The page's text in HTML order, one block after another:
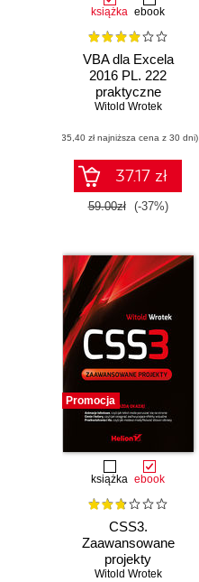
książka ebook
VBA dla Excela
2016 PL. 222
praktyczne
przykłady
Witold Wrotek
(35,40 zł najniższa cena z 30 dni)
37.17 zł
59.00zł (-37%)
Promocja
książka ebook
CSS3.
Zaawansowane
projekty
Witold Wrotek